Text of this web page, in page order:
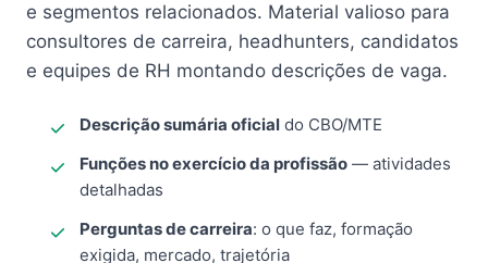
e segmentos relacionados. Material valioso para
consultores de carreira, headhunters, candidatos
e equipes de RH montando descrições de vaga.
Descrição sumária oficial do CBO/MTE
Funções no exercício da profissão — atividades
detalhadas
Perguntas de carreira: o que faz, formação
exigida, mercado, trajetória